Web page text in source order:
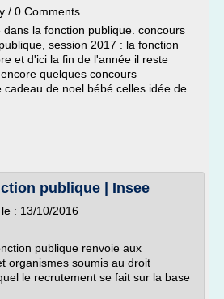
/ 0 Comments
la fonction publique. concours
session 2017 : la fonction
et d'ici la fin de l'année il reste
quelques concours
cadeau de noel bébé celles idée de
publique | Insee
: 13/10/2016
publique renvoie aux
organismes soumis au droit
le recrutement se fait sur la base